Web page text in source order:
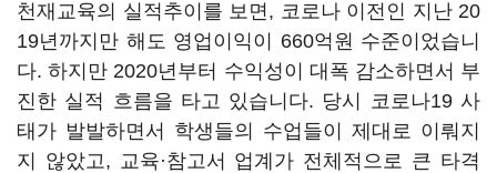
천재교육의 실적추이를 보면, 코로나 이전인 지난 20
19년까지만 해도 영업이익이 660억원 수준이었습니
다. 하지만 2020년부터 수익성이 대폭 감소하면서 부
진한 실적 흐름을 타고 있습니다. 당시 코로나19 사
태가 발발하면서 학생들의 수업들이 제대로 이뤄지
지 않았고, 교육·참고서 업계가 전체적으로 큰 타격